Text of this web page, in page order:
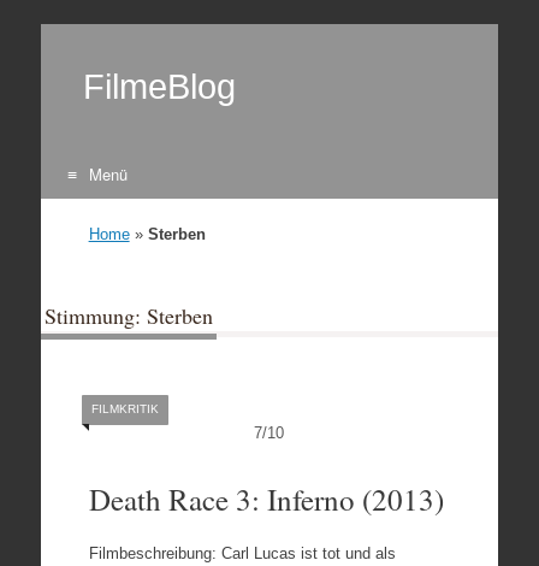
FilmeBlog
Menü
Home» Sterben
Stimmung: Sterben
7/10
FILMKRITIK
Death Race 3: Inferno (2013)
Filmbeschreibung: Carl Lucas ist tot und als